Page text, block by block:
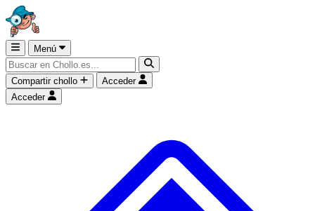
Menú
Compartir chollo
Acceder
Acceder